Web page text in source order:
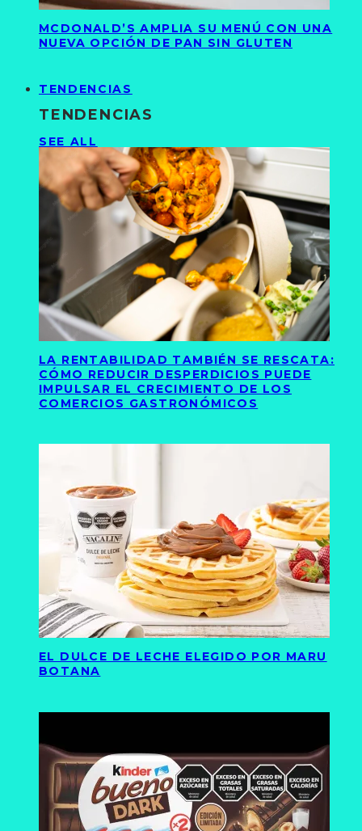
MCDONALD’S AMPLIA SU MENÚ CON UNA
NUEVA OPCIÓN DE PAN SIN GLUTEN
TENDENCIAS
TENDENCIAS
SEE ALL
LA RENTABILIDAD TAMBIÉN SE RESCATA:
CÓMO REDUCIR DESPERDICIOS PUEDE
IMPULSAR EL CRECIMIENTO DE LOS
COMERCIOS GASTRONÓMICOS
EL DULCE DE LECHE ELEGIDO POR MARU
BOTANA